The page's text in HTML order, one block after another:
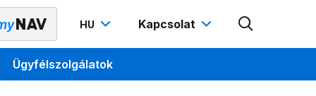
HU Kapcsolat
Ügyfélszolgálatok